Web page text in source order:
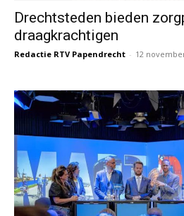
Drechtsteden bieden
draagkrachtigen
Redactie RTV Papendrecht - 12